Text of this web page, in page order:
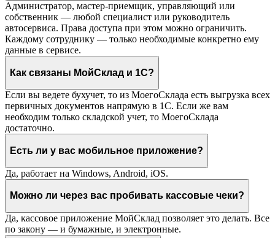
Администратор, мастер-приемщик, управляющий или
собственник — любой специалист или руководитель
автосервиса. Права доступа при этом можно ограничить.
Каждому сотруднику — только необходимые конкретно ему
данные в сервисе.
Как связаны МойСклад и 1С?
Если вы ведете бухучет, то из МоегоСклада есть выгрузка всех
первичных документов напрямую в 1С. Если же вам
необходим только складской учет, то МоегоСклада
достаточно.
Есть ли у вас мобильное приложение?
Да, работает на Windows, Android, iOS.
Можно ли через вас пробивать кассовые чеки?
Да, кассовое приложение МойСклад позволяет это делать. Все
по закону — и бумажные, и электронные.